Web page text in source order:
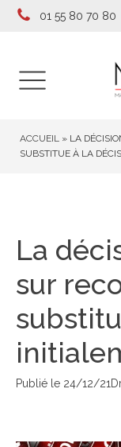
01 55 80 70 80
ACCUEIL » LA
SUBSTITUE À LA
La
sur
Publié le 24/12/21